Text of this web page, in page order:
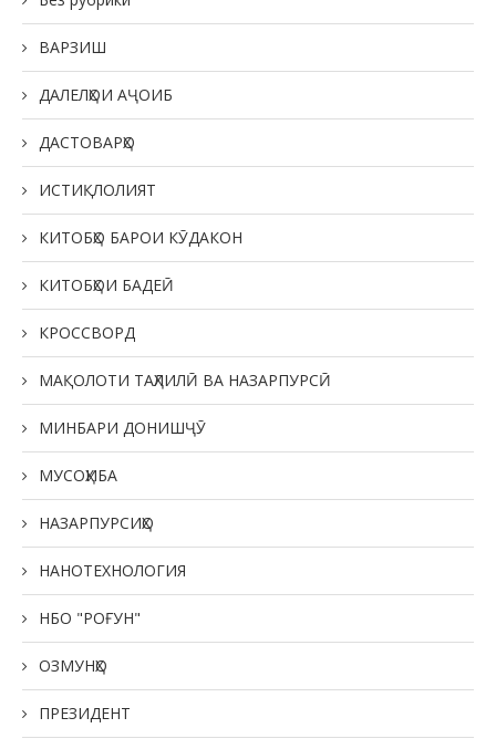
ВАРЗИШ
ДАЛЕЛҲОИ АҶОИБ
ДАСТОВАРҲО
ИСТИҚЛОЛИЯТ
КИТОБҲО БАРОИ КӮДАКОН
КИТОБҲОИ БАДЕӢ
КРОССВОРД
МАҚОЛОТИ ТАҲЛИЛӢ ВА НАЗАРПУРСӢ
МИНБАРИ ДОНИШҶӮ
МУСОҲИБА
НАЗАРПУРСИҲО
НАНОТЕХНОЛОГИЯ
НБО "РОҒУН"
ОЗМУНҲО
ПРЕЗИДЕНТ